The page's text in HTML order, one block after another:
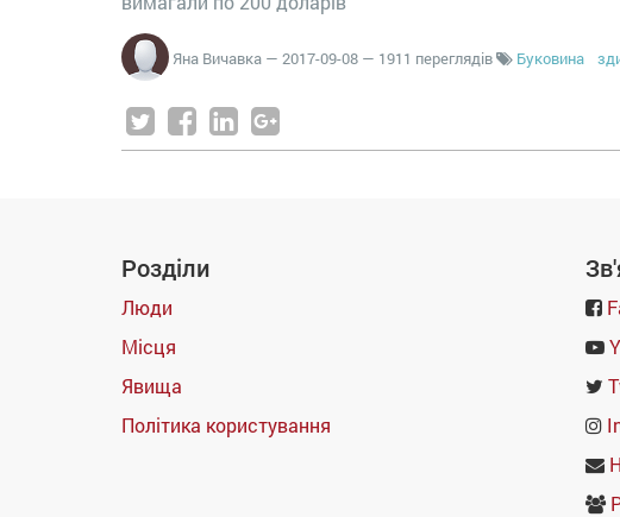
Яна Вичавка — 2017-09-08 — 1911 переглядів Буковина
Розділи
Люди
Місця
Явища
Політика користування